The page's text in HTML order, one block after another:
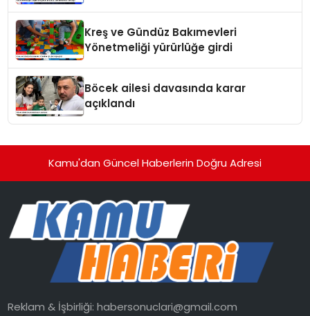
Kreş ve Gündüz Bakımevleri
Yönetmeliği yürürlüğe girdi
Böcek ailesi davasında karar
açıklandı
Kamu'dan Güncel Haberlerin Doğru Adresi
Reklam & İşbirliği:habersonuclari@gmail.com